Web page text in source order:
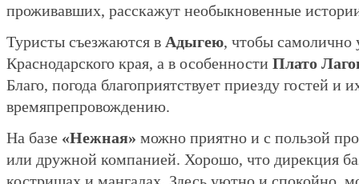
проживавших, расскажут необыкновенные
Туристы съезжаются в Адыгею, чтобы самолично
Краснодарского края, а в особенности Плато
Благо, погода благоприятствует приезду гостей и
времяпрепровождению.
На базе «Нежная» можно приятно и с пользой
или дружной компанией. Хорошо, что дирекция